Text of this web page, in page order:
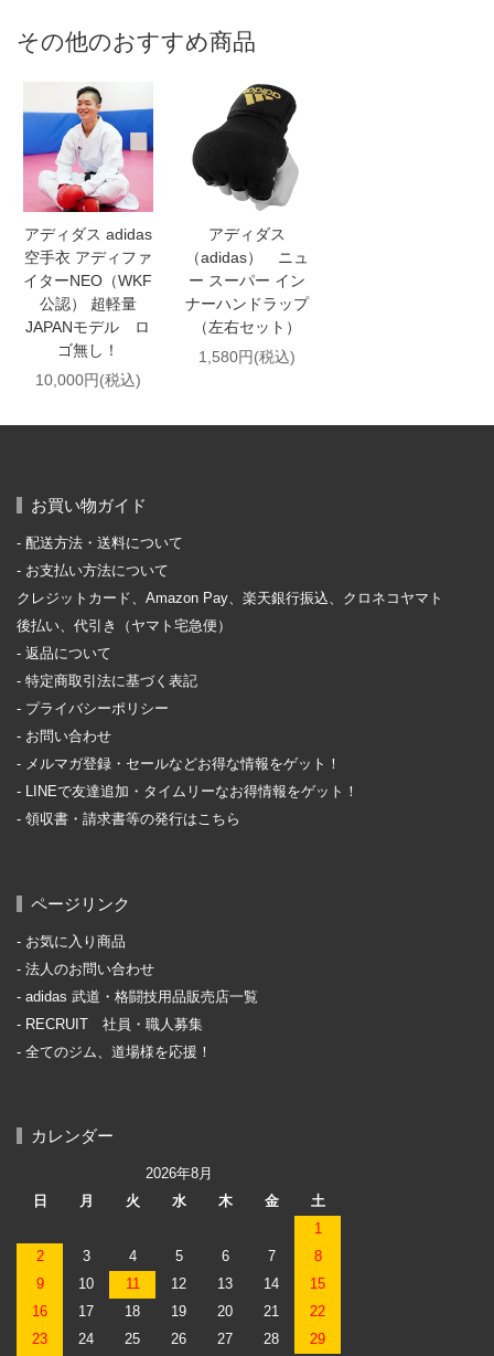
その他のおすすめ商品
アディダス adidas
空手衣 アディファ
イターNEO（WKF
公認） 超軽量
JAPANモデル ロ
ゴ無し！
10,000円(税込)
アディダス
（adidas） ニュ
ー スーパー イン
ナーハンドラップ
（左右セット）
1,580円(税込)
お買い物ガイド
配送方法・送料について
お支払い方法について
クレジットカード、Amazon Pay、楽天銀行振込、クロネコヤマト
後払い、代引き（ヤマト宅急便）
返品について
特定商取引法に基づく表記
プライバシーポリシー
お問い合わせ
メルマガ登録・セールなどお得な情報をゲット！
LINEで友達追加・タイムリーなお得情報をゲット！
領収書・請求書等の発行はこちら
ページリンク
お気に入り商品
法人のお問い合わせ
adidas 武道・格闘技用品販売店一覧
RECRUIT 社員・職人募集
全てのジム、道場様を応援！
カレンダー
2026年8月
日
月 火 水 木 金
土
1
2
3 4 5 6 7
8
9
10 11 12 13 14
15
16
17 18 19 20 21
22
23
24 25 26 27 28
29